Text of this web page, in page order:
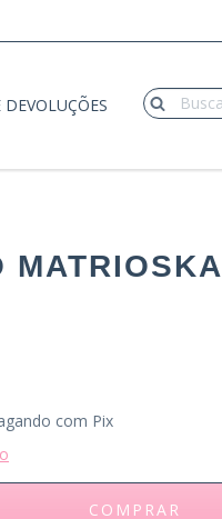
DEVOLUÇÕES
MATRIOSKA
com Pix